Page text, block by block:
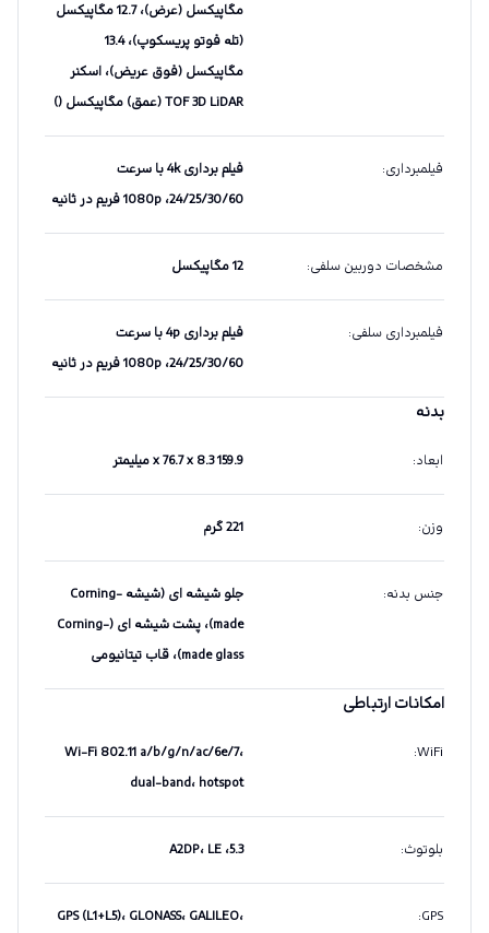
مگاپیکسل (عرض)، 12.7 مگاپیکسل
(تله فوتو پریسکوپ)، 13.4
مگاپیکسل (فوق عریض)، اسکنر
TOF 3D LiDAR (عمق) مگاپیکسل ()
فیلمبرداری:
فیلم برداری 4k با سرعت
24/25/30/60، 1080p فریم در ثانیه
مشخصات دوربین سلفی: 12 مگاپیکسل
فیلمبرداری سلفی:
فیلم برداری 4p با سرعت
24/25/30/60، 1080p فریم در ثانیه
بدنه
ابعاد: 159.9 x 76.7 x 8.3 میلیمتر
وزن: 221 گرم
جنس بدنه:
جلو شیشه ای (شیشه Corning-
made)، پشت شیشه ای (Corning-
made glass)، قاب تیتانیومی
امکانات ارتباطی
WiFi
:
Wi-Fi 802.11 a/b/g/n/ac/6e/7،
dual-band، hotspot
بلوتوث: 5.3، A2DP، LE
GPS
:
GPS (L1+L5)، GLONASS، GALILEO،